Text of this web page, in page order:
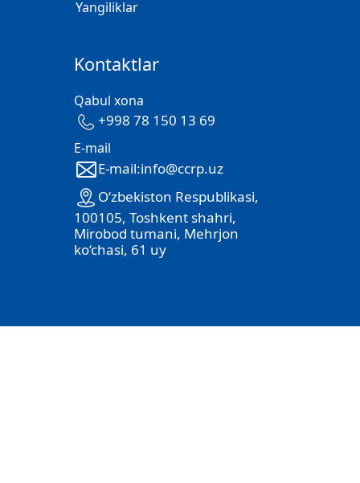
Yangiliklar
Kontaktlar
Qabul xona
+998 78 150 13 69
E-mail
E-mail:info@ccrp.uz
O‘zbekiston Respublikasi,
100105, Toshkent shahri,
Mirobod tumani, Mehrjon
ko‘chasi, 61 uy